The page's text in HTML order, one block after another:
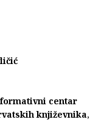
centar
književnika,